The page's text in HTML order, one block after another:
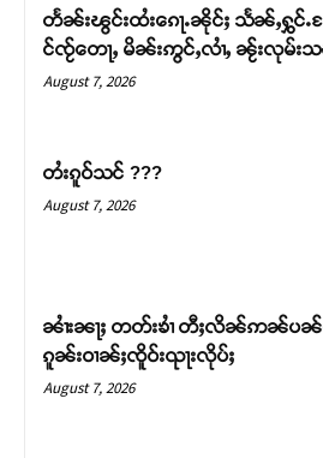
တႃႇႁႂ်ႈသဵင်ၵၢင်ၸႂ်ၵူၼ်းမိူင်း ၵူႈ
တ်ႇ တူဝ်ႈလုမ်ႈၾႃႉၼၼ်ႉ ၶဝ်ႈႁူ
Donate Now
တႅၼ်းၽွင်းထႆးၵေႃႉၼိုင်ႈ သႅၼ်ႇႁွင်ႉ
င်ၸႂ်တေႃႇ မိၼ်းဢွင်ႇလၢႆႇ ၼႂ်းလုမ်းသ
August 7, 2026
တႆးၵူဝ်သင် ???
August 7, 2026
ၼၢႆးၼႃႈ တတ်းၶၢႆ တီႈလိၼ်ဢၼ်ပၼ်
ၵူၼ်းဝၢၼ်ႈၸိူဝ်းၺႃးလိုပ်ႈ
August 7, 2026